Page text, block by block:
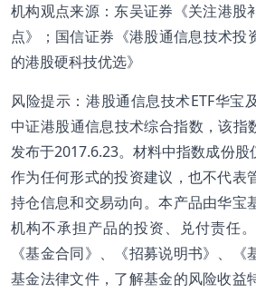
机构观点来源：东吴证券《关注港
点》；国信证券《港股通信息技术投
的港股硬科技优选》
风险提示：港股通信息技术ETF华宝
中证港股通信息技术综合指数，该指
发布于2017.6.23。材料中指数成份股
作为任何形式的投资建议，也不代表
持仓信息和交易动向。本产品由华宝
机构不承担产品的投资、兑付责任
《基金合同》、《招募说明书》、
基金法律文件，了解基金的风险收益